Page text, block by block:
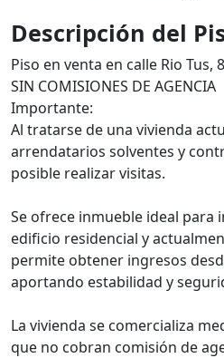
Descripción del
Piso en venta en calle Rio Tus,
SIN COMISIONES DE AGENCIA
Importante:
Al tratarse de una vivienda
arrendatarios solventes y
posible realizar visitas.
Se ofrece inmueble ideal para
edificio residencial y
permite obtener ingresos
aportando estabilidad y
La vivienda se comercializa
que no cobran comisión de